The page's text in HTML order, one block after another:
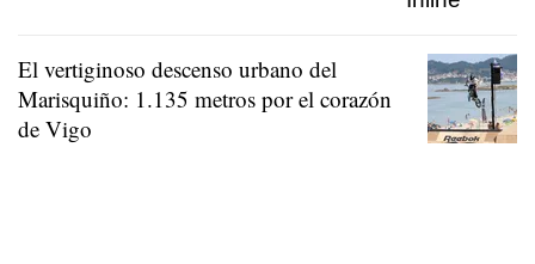
El vertiginoso descenso urbano del
Marisquiño: 1.135 metros por el corazón
de Vigo